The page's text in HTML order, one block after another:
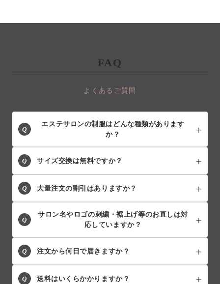
FAQ
よくあるご質問
Q
エステサロンの制服はどんな種類があります
か？
Q サイズ交換は無料ですか？
Q 大量注文の割引はありますか？
Q
サロン名やロゴの刺繍・裾上げ等のお直しは対
応していますか？
Q 注文から何日で届きますか？
Q 送料はいくらかかりますか？